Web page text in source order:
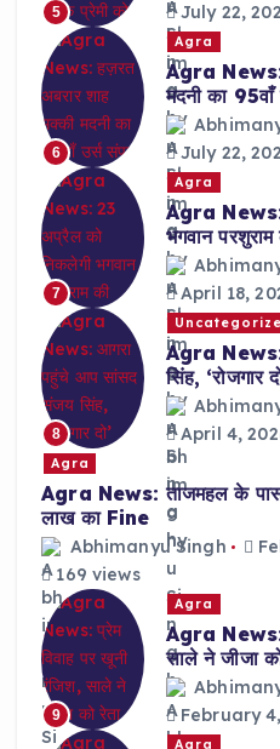
5
July 22,
6
Agra
Agra News:
मदनी का 95वाँ
July 22,
7
Agra
Agra News:
भगवान परशुराम
April 18,
8
Agra
सिंह, ‘रोजगार
April 4,
Agra
Agra News: ताजमहल के पास
लाख का Fine
Abhimanyu Singh
169 views
9
Agra
Agra News:
साले ने जीजा
February
Agra